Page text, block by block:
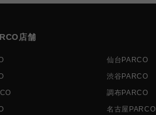
店舗
仙台PARCO
渋谷PARCO
調布PARCO
名古屋PARCO